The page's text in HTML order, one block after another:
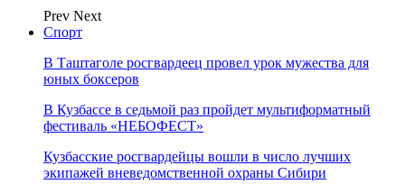
Prev Next
Спорт
В Таштаголе росгвардеец провел урок мужества для
юных боксеров
В Кузбассе в седьмой раз пройдет мультиформатный
фестиваль «НЕБОФЕСТ»
Кузбасские росгвардейцы вошли в число лучших
экипажей вневедомственной охраны Сибири